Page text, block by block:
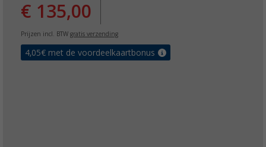
€ 135,00
Prijzen incl. BTW gratis verzending
4,05€ met de voordeelkaartbonus